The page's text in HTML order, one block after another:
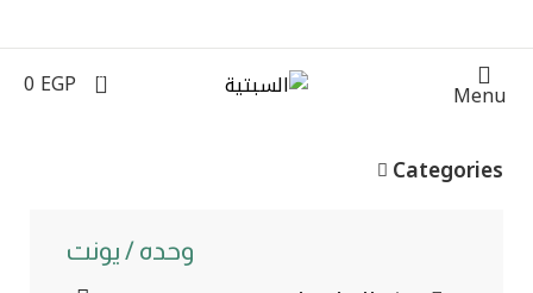
Menu
0
0 EGP الرئيسية أدوات صحية وحده / يونت
Categories
وحده / يونت